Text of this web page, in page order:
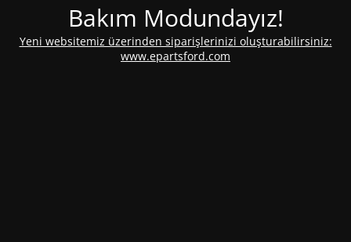
Bakım Modundayız!
Yeni websitemiz üzerinden siparişlerinizi oluşturabilirsiniz:
www.epartsford.com